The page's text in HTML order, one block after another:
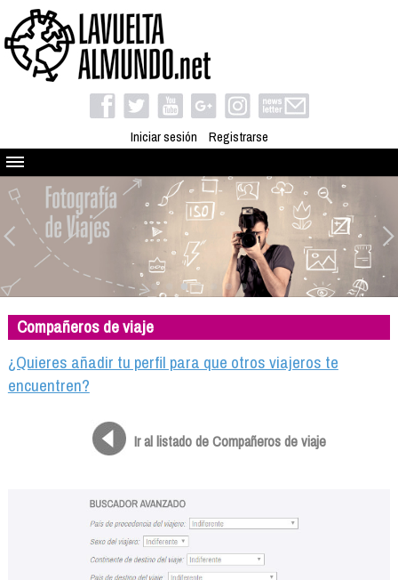
Iniciar sesión Registrarse
Quienes somos
El proyecto
Blog
Viaja con nosotros
Camino solidario
Libros
Compañeros de viaje
Compañeros de viaje
¿Quieres añadir tu perfil para que otros viajeros te
encuentren?
Ir al listado de Compañeros de viaje